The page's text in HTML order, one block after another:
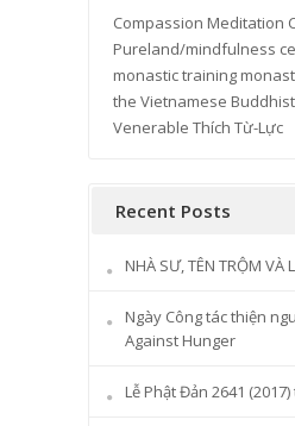
Compassion Meditation
Pureland/mindfulness
monastic training
the Vietnamese
Venerable Thích Từ-Lực
Recent Posts
NHÀ SƯ, TÊN TRỘM VÀ
Ngày Công tác thiện
Against Hunger
Lễ Phật Đản 2641